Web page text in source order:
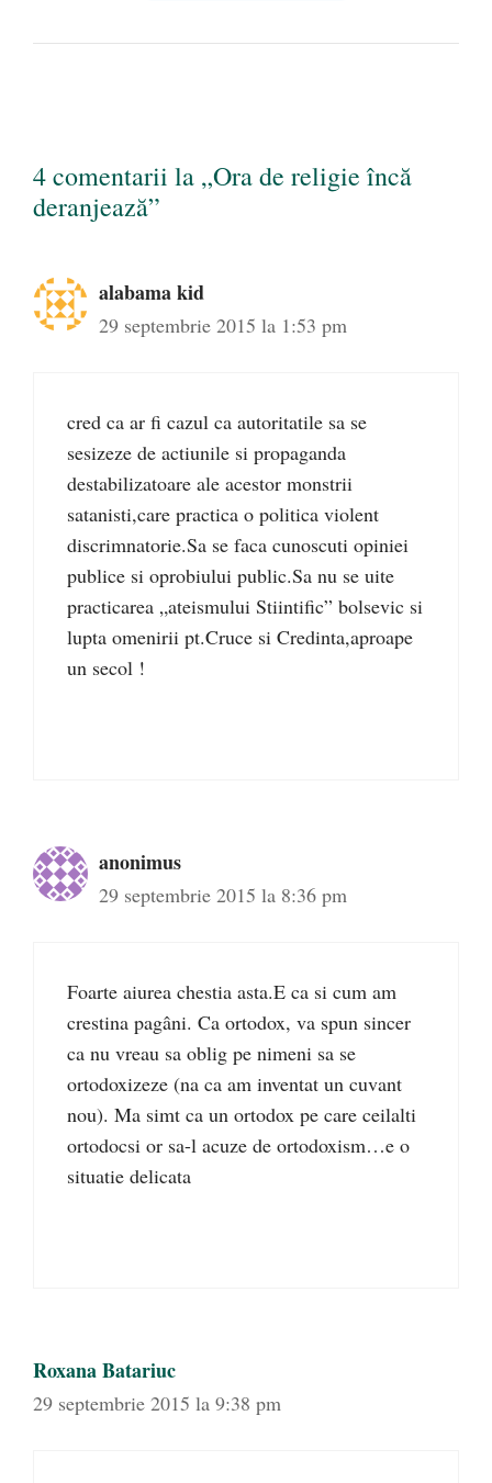
4 comentarii la „Ora de religie încă
deranjează”
alabama kid
29 septembrie 2015 la 1:53 pm
cred ca ar fi cazul ca autoritatile sa se
sesizeze de actiunile si propaganda
destabilizatoare ale acestor monstrii
satanisti,care practica o politica violent
discrimnatorie.Sa se faca cunoscuti opiniei
publice si oprobiului public.Sa nu se uite
practicarea „ateismului Stiintific” bolsevic si
lupta omenirii pt.Cruce si Credinta,aproape
un secol !
anonimus
29 septembrie 2015 la 8:36 pm
Foarte aiurea chestia asta.E ca si cum am
crestina pagâni. Ca ortodox, va spun sincer
ca nu vreau sa oblig pe nimeni sa se
ortodoxizeze (na ca am inventat un cuvant
nou). Ma simt ca un ortodox pe care ceilalti
ortodocsi or sa-l acuze de ortodoxism…e o
situatie delicata
Roxana Batariuc
29 septembrie 2015 la 9:38 pm